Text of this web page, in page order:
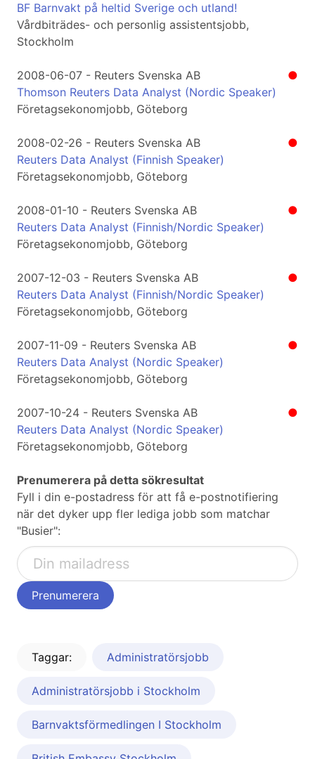
BF Barnvakt på heltid Sverige och utland!
Vårdbiträdes- och personlig assistentsjobb,
Stockholm
●
2008-06-07 - Reuters Svenska AB
Thomson Reuters Data Analyst (Nordic Speaker)
Företagsekonomjobb, Göteborg
●
2008-02-26 - Reuters Svenska AB
Reuters Data Analyst (Finnish Speaker)
Företagsekonomjobb, Göteborg
●
2008-01-10 - Reuters Svenska AB
Reuters Data Analyst (Finnish/Nordic Speaker)
Företagsekonomjobb, Göteborg
●
2007-12-03 - Reuters Svenska AB
Reuters Data Analyst (Finnish/Nordic Speaker)
Företagsekonomjobb, Göteborg
●
2007-11-09 - Reuters Svenska AB
Reuters Data Analyst (Nordic Speaker)
Företagsekonomjobb, Göteborg
●
2007-10-24 - Reuters Svenska AB
Reuters Data Analyst (Nordic Speaker)
Företagsekonomjobb, Göteborg
Prenumerera på detta sökresultat
Fyll i din e-postadress för att få e-postnotifiering
när det dyker upp fler lediga jobb som matchar
"Busier":
Taggar: Administratörsjobb
Administratörsjobb i Stockholm
Barnvaktsförmedlingen I Stockholm